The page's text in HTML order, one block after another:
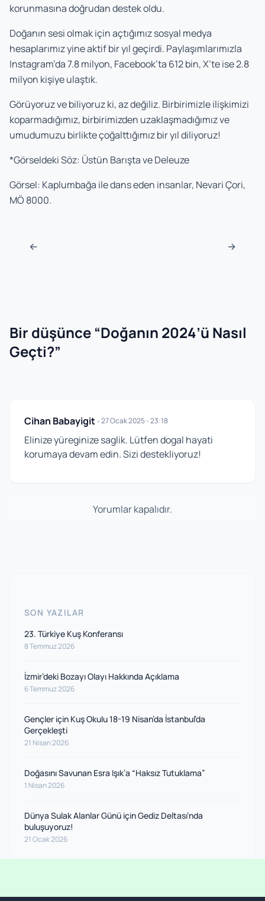
korunmasına doğrudan destek oldu.
Doğanın sesi olmak için açtığımız sosyal medya
hesaplarımız yine aktif bir yıl geçirdi. Paylaşımlarımızla
Instagram’da 7.8 milyon, Facebook’ta 612 bin, X’te ise 2.8
milyon kişiye ulaştık.
Görüyoruz ve biliyoruz ki, az değiliz. Birbirimizle ilişkimizi
koparmadığımız, birbirimizden uzaklaşmadığımız ve
umudumuzu birlikte çoğalttığımız bir yıl diliyoruz!
*Görseldeki Söz: Üstün Barışta ve Deleuze
Görsel: Kaplumbağa ile dans eden insanlar, Nevari Çori,
MÖ 8000.
Navigasyon sonrası
← →
Bir düşünce “Doğanın 2024’ü Nasıl
Geçti?”
Cihan Babayigit•27 Ocak 2025 - 23:18
Elinize yüreginize saglik. Lütfen dogal hayati
korumaya devam edin. Sizi destekliyoruz!
Yorumlar kapalıdır.
SON YAZILAR
23. Türkiye Kuş Konferansı
8 Temmuz 2026
İzmir’deki Bozayı Olayı Hakkında Açıklama
6 Temmuz 2026
Gençler için Kuş Okulu 18-19 Nisan’da İstanbul’da
Gerçekleşti
21 Nisan 2026
Doğasını Savunan Esra Işık’a “Haksız Tutuklama”
1 Nisan 2026
Dünya Sulak Alanlar Günü için Gediz Deltası’nda
buluşuyoruz!
21 Ocak 2026